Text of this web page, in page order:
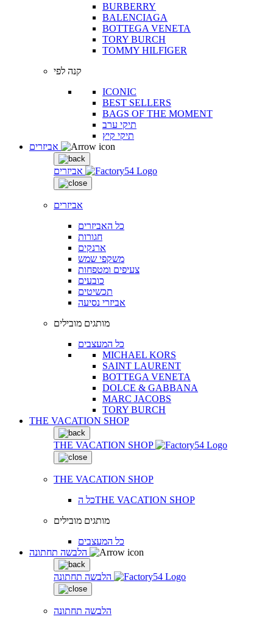
BURBERRY
BALENCIAGA
BOTTEGA VENETA
TORY BURCH
TOMMY HILFIGER
קנה לפי
ICONIC
BEST SELLERS
BAGS OF THE MOMENT
תיקי ערב
תיקי קיץ
אביזרים
אביזרים
כל האביזרים
חגורות
ארנקים
משקפי שמש
צעיפים ומטפחות
כובעים
תכשיטים
אביזרי נסיעה
מותגים מובילים
כל המעצבים
MICHAEL KORS
SAINT LAURENT
BOTTEGA VENETA
DOLCE & GABBANA
MARC JACOBS
TORY BURCH
THE VACATION SHOP
THE VACATION SHOP
THE VACATION SHOP
כל הTHE VACATION SHOP
מותגים מובילים
כל המעצבים
הלבשה תחתונה
הלבשה תחתונה